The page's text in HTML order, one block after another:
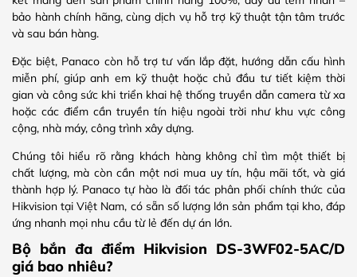
bảo hành chính hãng, cùng dịch vụ hỗ trợ kỹ thuật tận tâm trước
và sau bán hàng.
Đặc biệt, Panaco còn hỗ trợ tư vấn lắp đặt, hướng dẫn cấu hình
miễn phí, giúp anh em kỹ thuật hoặc chủ đầu tư tiết kiệm thời
gian và công sức khi triển khai hệ thống truyền dẫn camera từ xa
hoặc các điểm cần truyền tín hiệu ngoài trời như khu vực công
cộng, nhà máy, công trình xây dựng.
Chúng tôi hiểu rõ rằng khách hàng không chỉ tìm một thiết bị
chất lượng, mà còn cần một nơi mua uy tín, hậu mãi tốt, và giá
thành hợp lý. Panaco tự hào là đối tác phân phối chính thức của
Hikvision tại Việt Nam, có sẵn số lượng lớn sản phẩm tại kho, đáp
ứng nhanh mọi nhu cầu từ lẻ đến dự án lớn.
Bộ bắn đa điểm Hikvision DS-3WF02-5AC/D
giá bao nhiêu?